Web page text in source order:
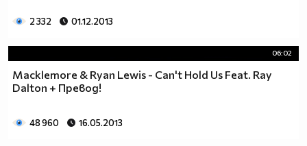
2 332 01.12.2013
06:02
Macklemore & Ryan Lewis - Can't Hold Us Feat. Ray
Dalton + Превод!
48 960 16.05.2013